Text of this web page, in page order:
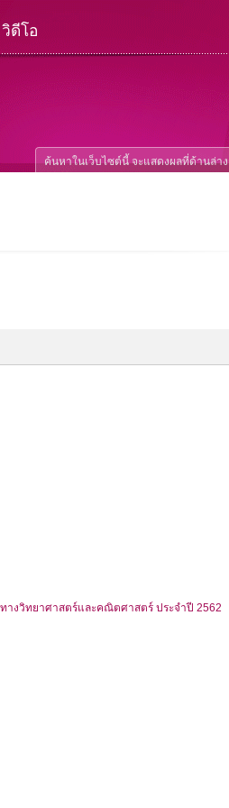
วิดีโอ
งวิทยาศาสตร์และคณิตศาสตร์ ประจำปี 2562